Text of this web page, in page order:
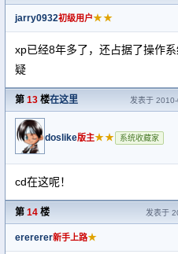
jarry0932初级用户★★
xp已经8年多了，还占据了操作
疑
第 13 楼在这里 发表于
doslike版主★★ 系统收藏家
cd在这呢！
第 14 楼 发表于
erererer新手上路★